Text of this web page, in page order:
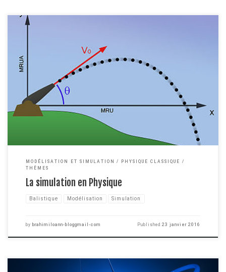
On se retrouve aujourd'hui pour un article d'un genre nouveau qui pourrait
d'autant plus vous intéresser si vous êtes étudiant en physique ou
simplement passionné d'informatique. Lorsque l'on vous parle de physique,
vous avez très certainement en tête quelques bon bouquins de physique
théorique ou des traités connus comme "Principia" […]
MODÉLISATION ET SIMULATION
PHYSIQUE CLASSIQUE
THÈMES
La simulation en Physique
Balistique Modélisation Simulation
by brahimiloann-bloggmail-com Published23 janvier 2016